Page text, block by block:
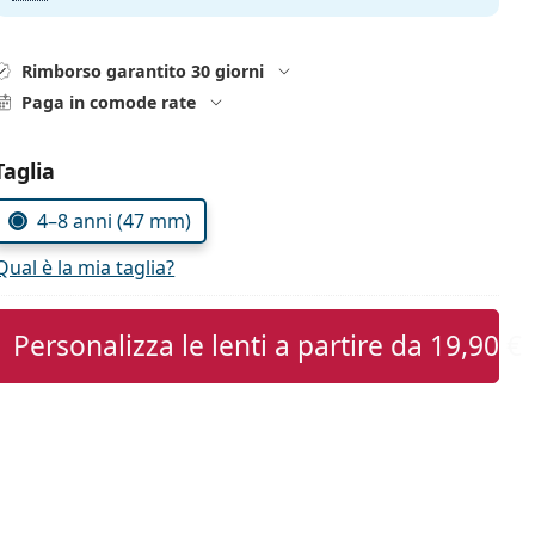
Rimborso garantito 30 giorni
Paga in comode rate
i parametri
4–8 anni (47 mm)
è la mia taglia?
Personalizza le lenti a partire da 19,90 €